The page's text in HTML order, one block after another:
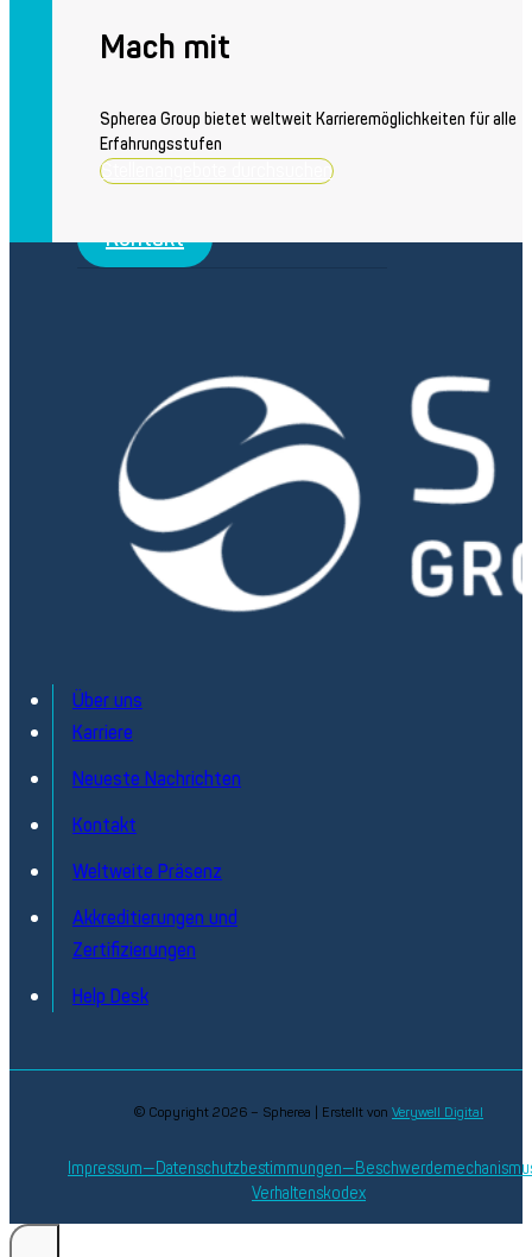
Averna Powered by Spherea
Neueste Nachrichten
Presseübersicht
Kontakt
Mach mit
Spherea Group bietet weltweit Karrieremöglichkeiten für alle
Erfahrungsstufen
Stellenangebote durchsuchen
Über uns
Karriere
Neueste Nachrichten
Kontakt
Weltweite Präsenz
Akkreditierungen und
Zertifizierungen
Help Desk
© Copyright 2026 – Spherea | Erstellt von Verywell Digital
Impressum Datenschutzbestimmungen
Verhaltenskodex